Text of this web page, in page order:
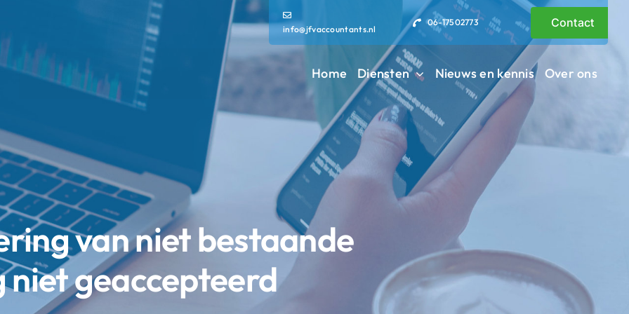
info@jfvaccountants.nl
06-17502773 Contact
Home Diensten Nieuws en kennis Over ons
van niet bestaande
geaccepteerd